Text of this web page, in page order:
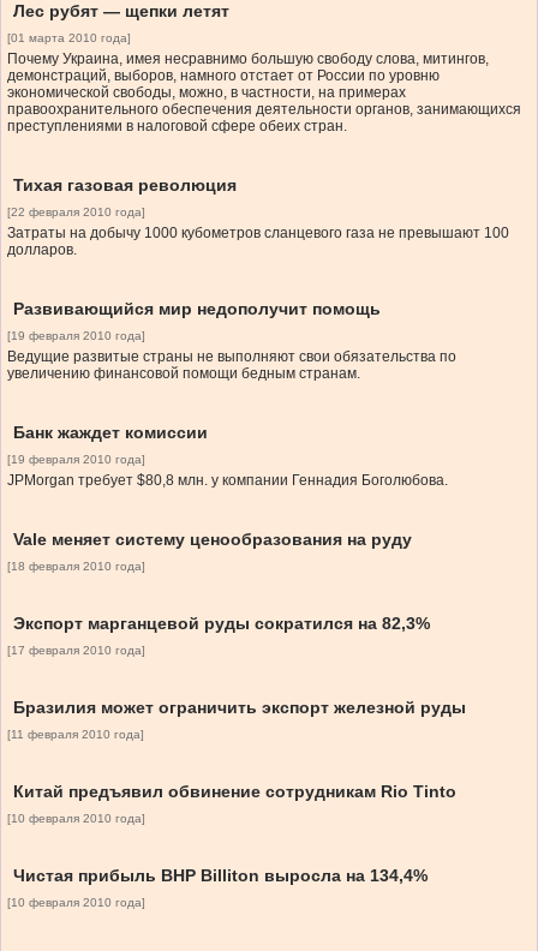
Лес рубят — щепки летят
[01 марта 2010 года]
Почему Украина, имея несравнимо большую свободу слова, митингов,
демонстраций, выборов, намного отстает от России по уровню
экономической свободы, можно, в частности, на примерах
правоохранительного обеспечения деятельности органов, занимающихся
преступлениями в налоговой сфере обеих стран.
Тихая газовая революция
[22 февраля 2010 года]
Затраты на добычу 1000 кубометров сланцевого газа не превышают 100
долларов.
Развивающийся мир недополучит помощь
[19 февраля 2010 года]
Ведущие развитые страны не выполняют свои обязательства по
увеличению финансовой помощи бедным странам.
Банк жаждет комиссии
[19 февраля 2010 года]
JPMorgan требует $80,8 млн. у компании Геннадия Боголюбова.
Vale меняет систему ценообразования на руду
[18 февраля 2010 года]
Экспорт марганцевой руды сократился на 82,3%
[17 февраля 2010 года]
Бразилия может ограничить экспорт железной руды
[11 февраля 2010 года]
Китай предъявил обвинение сотрудникам Rio Tinto
[10 февраля 2010 года]
Чистая прибыль BHP Billiton выросла на 134,4%
[10 февраля 2010 года]